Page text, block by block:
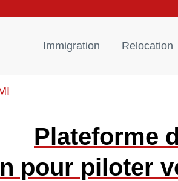
Immigration Relocation
Plateforme
pour piloter